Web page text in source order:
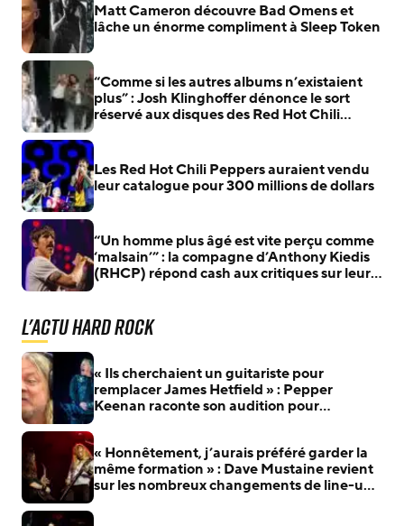
Matt Cameron découvre Bad Omens et
lâche un énorme compliment à Sleep Token
“Comme si les autres albums n’existaient
plus” : Josh Klinghoffer dénonce le sort
réservé aux disques des Red Hot Chili
Les Red Hot Chili Peppers auraient vendu
leur catalogue pour 300 millions de dollars
“Un homme plus âgé est vite perçu comme
‘malsain’” : la compagne d’Anthony Kiedis
(RHCP) répond cash aux critiques sur leurs
L'actu Hard Rock
« Ils cherchaient un guitariste pour
remplacer James Hetfield » : Pepper
Keenan raconte son audition pour
« Honnêtement, j’aurais préféré garder la
même formation » : Dave Mustaine revient
sur les nombreux changements de line-up